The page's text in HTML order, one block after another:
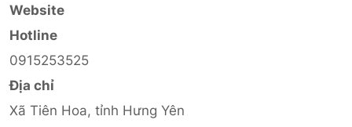
Website
Hotline
0915253525
Địa chỉ
Xã Tiên Hoa, tỉnh Hưng Yên